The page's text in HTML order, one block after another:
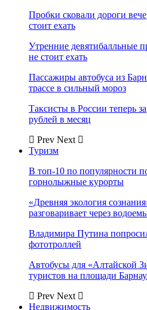
Пробки сковали дороги
стоит ехать
Утренние девятибалльные
не стоит ехать
Пассажиры автобуса из
трассе в сильный мороз
Таксисты в России теперь
рублей в месяц
Prev Next
Туризм
В топ-10 по популярности
горнолыжные курорты
«Древняя экология
разговаривает через
Владимира Путина
фототроллей
Автобусы для «Алтайской
туристов на площади
Prev Next
Недвижимость